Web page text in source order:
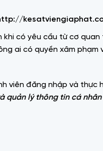
có yêu cầu từ cơ quan
ai có quyền xâm
viên đăng nhập và thực
quản lý thông tin cá nhân